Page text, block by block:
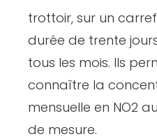
trottoir, sur un
durée de trente
tous les mois. Ils
connaître la
mensuelle en NO2
de mesure.